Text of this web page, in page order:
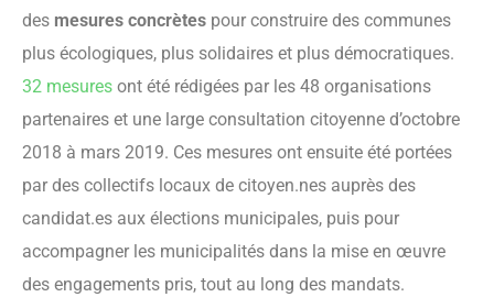
des mesures concrètes pour construire des communes
plus écologiques, plus solidaires et plus démocratiques.
32 mesures ont été rédigées par les 48 organisations
partenaires et une large consultation citoyenne d’octobre
2018 à mars 2019. Ces mesures ont ensuite été portées
par des collectifs locaux de citoyen.nes auprès des
candidat.es aux élections municipales, puis pour
accompagner les municipalités dans la mise en œuvre
des engagements pris, tout au long des mandats.